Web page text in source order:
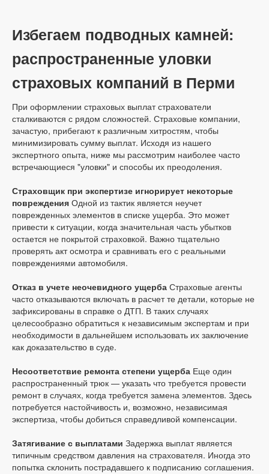
Избегаем подводных камней:
распространенные уловки
страховых компаний в Перми
При оформлении страховых выплат страхователи
сталкиваются с рядом сложностей. Страховые компании,
зачастую, прибегают к различным хитростям, чтобы
минимизировать сумму выплат. Исходя из нашего
экспертного опыта, ниже мы рассмотрим наиболее часто
встречающиеся "уловки" и способы их преодоления.
Страховщик при экспертизе игнорирует некоторые
повреждения Одной из тактик является неучет
поврежденных элементов в списке ущерба. Это может
привести к ситуации, когда значительная часть убытков
остается не покрытой страховкой. Важно тщательно
проверять акт осмотра и сравнивать его с реальными
повреждениями автомобиля.
Отказ в учете неочевидного ущерба Страховые агенты
часто отказываются включать в расчет те детали, которые не
зафиксированы в справке о ДТП. В таких случаях
целесообразно обратиться к независимым экспертам и при
необходимости в дальнейшем использовать их заключение
как доказательство в суде.
Несоответствие ремонта степени ущерба Еще один
распространенный трюк — указать что требуется провести
ремонт в случаях, когда требуется замена элементов. Здесь
потребуется настойчивость и, возможно, независимая
экспертиза, чтобы добиться справедливой компенсации.
Затягивание с выплатами Задержка выплат является
типичным средством давления на страхователя. Иногда это
попытка склонить пострадавшего к подписанию соглашения.